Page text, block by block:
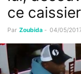
ce
Par Zoubida - 04/05/